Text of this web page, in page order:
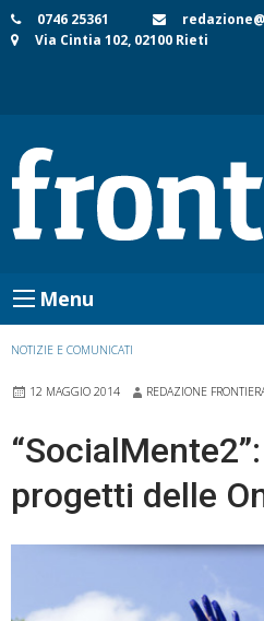
Skip
to
0746 25361
Via Cintia 102, 02100 Rieti
Menu
NOTIZIE E COMUNICATI
12 MAGGIO 2014 REDAZIONE
progetti delle